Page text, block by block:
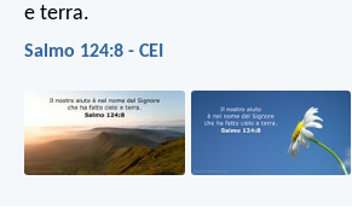
e terra.
Salmo 124:8 - CEI